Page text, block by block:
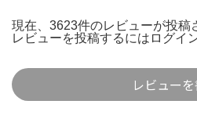
現在、3623件のレビューが投稿
レビューを投稿するには ログイ
レビューを